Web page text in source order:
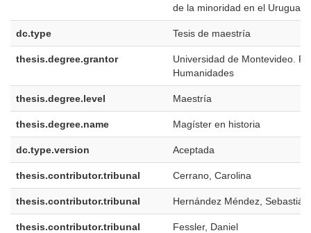
de la minoridad en el Uruguay
dc.type Tesis de maestría
thesis.degree.grantor
Universidad de Montevideo.
Humanidades
thesis.degree.level Maestría
thesis.degree.name Magíster en historia
dc.type.version Aceptada
thesis.contributor.tribunal Cerrano, Carolina
thesis.contributor.tribunal Hernández Méndez, Sebastián
thesis.contributor.tribunal Fessler, Daniel